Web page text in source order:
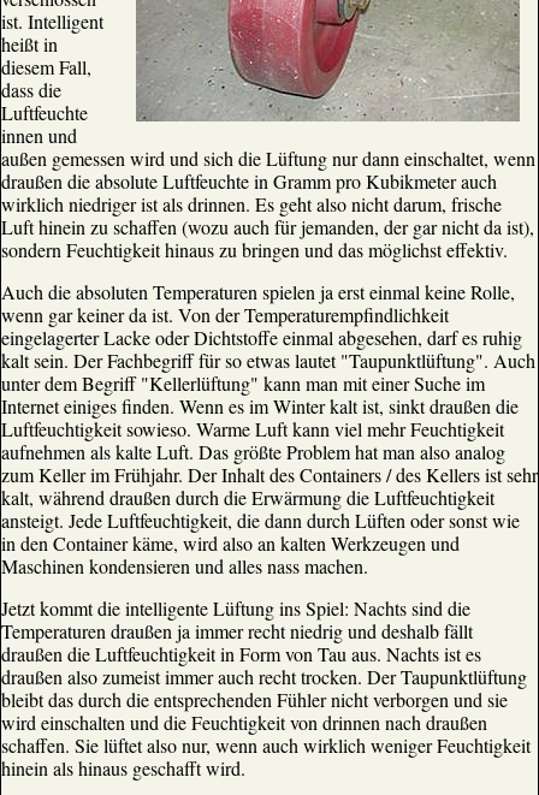
ist. Intelligent
heißt in
diesem Fall,
dass die
Luftfeuchte
innen und
außen gemessen wird und sich die Lüftung nur dann einschaltet, wenn
draußen die absolute Luftfeuchte in Gramm pro Kubikmeter auch
wirklich niedriger ist als drinnen. Es geht also nicht darum, frische
Luft hinein zu schaffen (wozu auch für jemanden, der gar nicht da ist),
sondern Feuchtigkeit hinaus zu bringen und das möglichst effektiv.
Auch die absoluten Temperaturen spielen ja erst einmal keine Rolle,
wenn gar keiner da ist. Von der Temperaturempfindlichkeit
eingelagerter Lacke oder Dichtstoffe einmal abgesehen, darf es ruhig
kalt sein. Der Fachbegriff für so etwas lautet "Taupunktlüftung". Auch
unter dem Begriff "Kellerlüftung" kann man mit einer Suche im
Internet einiges finden. Wenn es im Winter kalt ist, sinkt draußen die
Luftfeuchtigkeit sowieso. Warme Luft kann viel mehr Feuchtigkeit
aufnehmen als kalte Luft. Das größte Problem hat man also analog
zum Keller im Frühjahr. Der Inhalt des Containers / des Kellers ist sehr
kalt, während draußen durch die Erwärmung die Luftfeuchtigkeit
ansteigt. Jede Luftfeuchtigkeit, die dann durch Lüften oder sonst wie
in den Container käme, wird also an kalten Werkzeugen und
Maschinen kondensieren und alles nass machen.
Jetzt kommt die intelligente Lüftung ins Spiel: Nachts sind die
Temperaturen draußen ja immer recht niedrig und deshalb fällt
draußen die Luftfeuchtigkeit in Form von Tau aus. Nachts ist es
draußen also zumeist immer auch recht trocken. Der Taupunktlüftung
bleibt das durch die entsprechenden Fühler nicht verborgen und sie
wird einschalten und die Feuchtigkeit von drinnen nach draußen
schaffen. Sie lüftet also nur, wenn auch wirklich weniger Feuchtigkeit
hinein als hinaus geschafft wird.